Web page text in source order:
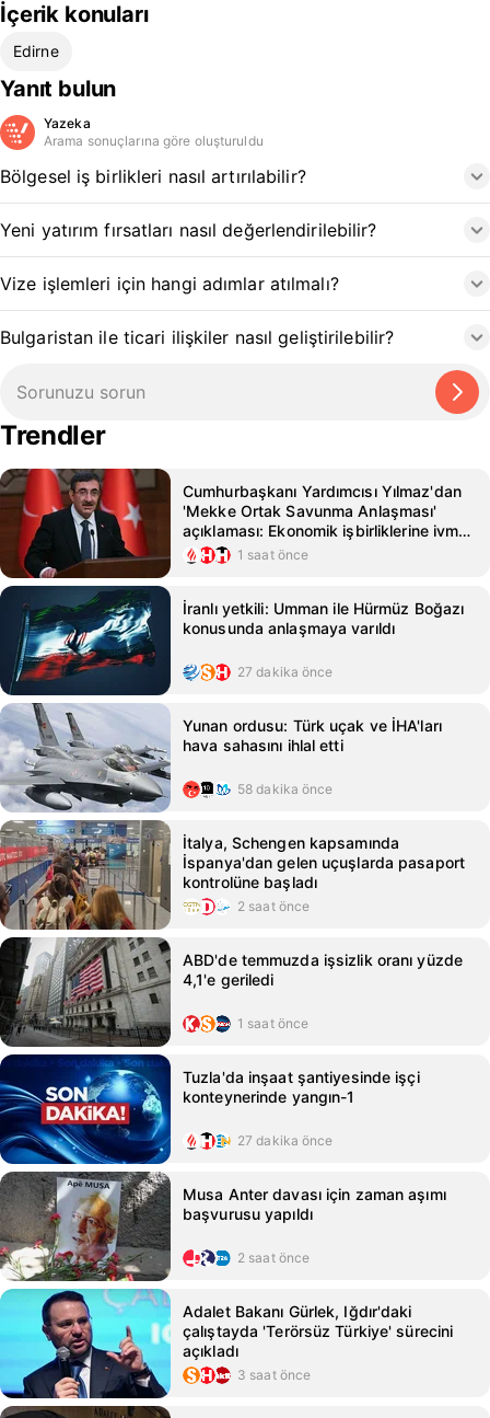
İçerik konuları
Edirne
Yanıt bulun
Yazeka
Arama sonuçlarına göre oluşturuldu
Bölgesel iş birlikleri nasıl artırılabilir?
Yeni yatırım fırsatları nasıl değerlendirilebilir?
Vize işlemleri için hangi adımlar atılmalı?
Bulgaristan ile ticari ilişkiler nasıl geliştirilebilir?
Trendler
Cumhurbaşkanı Yardımcısı Yılmaz'dan
'Mekke Ortak Savunma Anlaşması'
açıklaması: Ekonomik işbirliklerine ivme
kazandırmasını bekliyoruz
1 saat önce
İranlı yetkili: Umman ile Hürmüz Boğazı
konusunda anlaşmaya varıldı
27 dakika önce
Yunan ordusu: Türk uçak ve İHA'ları
hava sahasını ihlal etti
58 dakika önce
İtalya, Schengen kapsamında
İspanya'dan gelen uçuşlarda pasaport
kontrolüne başladı
2 saat önce
ABD'de temmuzda işsizlik oranı yüzde
4,1'e geriledi
1 saat önce
Tuzla'da inşaat şantiyesinde işçi
konteynerinde yangın-1
27 dakika önce
Musa Anter davası için zaman aşımı
başvurusu yapıldı
2 saat önce
Adalet Bakanı Gürlek, Iğdır'daki
çalıştayda 'Terörsüz Türkiye' sürecini
açıkladı
3 saat önce